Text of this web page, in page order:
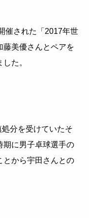
催された「2017年世
藤美優さんとペアを
た。
分を受けていたそ
期に男子卓球選手の
とから宇田さんとの